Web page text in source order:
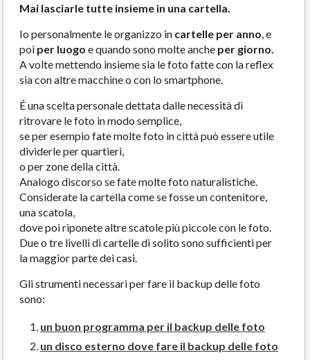
Mai lasciarle tutte insieme in una cartella.
Io personalmente le organizzo in cartelle per anno , e
poi per luogo e quando sono molte anche per giorno.
A volte mettendo insieme sia le foto fatte con la reflex
sia con altre macchine o con lo smartphone.
É una scelta personale dettata dalle necessità di
ritrovare le foto in modo semplice,
se per esempio fate molte foto in città può essere utile
dividerle per quartieri,
o per zone della città.
Analogo discorso se fate molte foto naturalistiche.
Considerate la cartella come se fosse un contenitore,
una scatola,
dove poi riponete altre scatole più piccole con le foto.
Due o tre livelli di cartelle di solito sono sufficienti per
la maggior parte dei casi.
Gli strumenti necessari per fare il backup delle foto
sono:
un buon programma per il backup delle foto
un disco esterno dove fare il backup delle foto